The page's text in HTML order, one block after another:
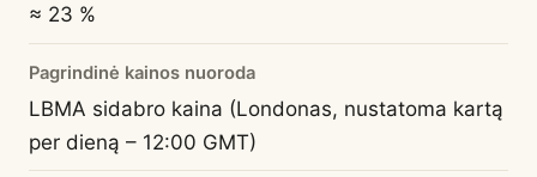
≈ 23 %
Pagrindinė kainos nuoroda
LBMA sidabro kaina (Londonas, nustatoma kartą
per dieną – 12:00 GMT)